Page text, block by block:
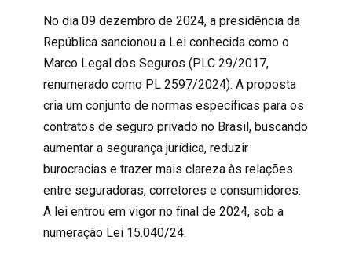
No dia 09 dezembro de 2024, a presidência da
República sancionou a Lei conhecida como o
Marco Legal dos Seguros (PLC 29/2017,
renumerado como PL 2597/2024). A proposta
cria um conjunto de normas específicas para os
contratos de seguro privado no Brasil, buscando
aumentar a segurança jurídica, reduzir
burocracias e trazer mais clareza às relações
entre seguradoras, corretores e consumidores.
A lei entrou em vigor no final de 2024, sob a
numeração Lei 15.040/24.